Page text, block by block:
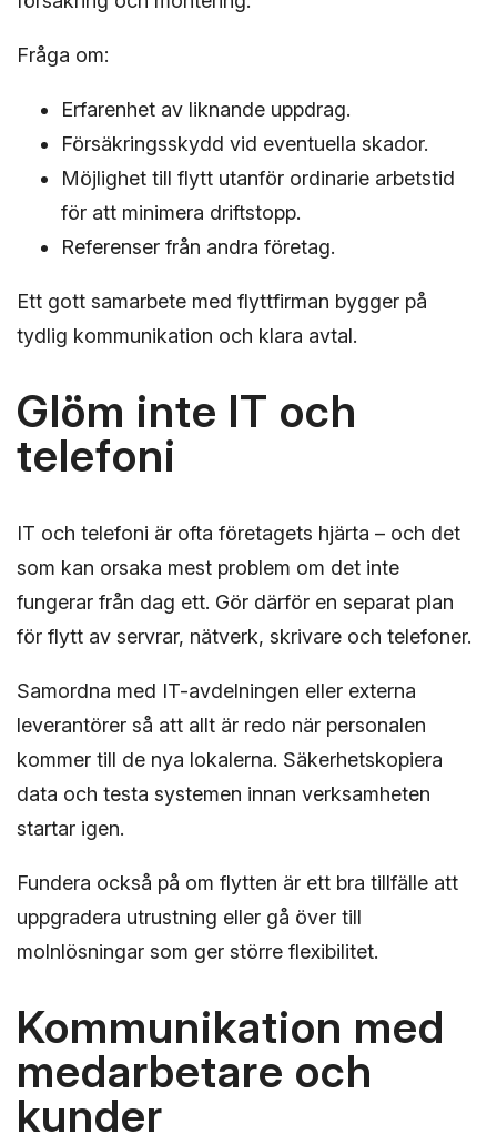
Fråga om:
Erfarenhet av liknande uppdrag.
Försäkringsskydd vid eventuella skador.
Möjlighet till flytt utanför ordinarie arbetstid
för att minimera driftstopp.
Referenser från andra företag.
Ett gott samarbete med flyttfirman bygger på
tydlig kommunikation och klara avtal.
Glöm inte IT och
telefoni
IT och telefoni är ofta företagets hjärta – och det
som kan orsaka mest problem om det inte
fungerar från dag ett. Gör därför en separat plan
för flytt av servrar, nätverk, skrivare och telefoner.
Samordna med IT-avdelningen eller externa
leverantörer så att allt är redo när personalen
kommer till de nya lokalerna. Säkerhetskopiera
data och testa systemen innan verksamheten
startar igen.
Fundera också på om flytten är ett bra tillfälle att
uppgradera utrustning eller gå över till
molnlösningar som ger större flexibilitet.
Kommunikation med
medarbetare och
kunder